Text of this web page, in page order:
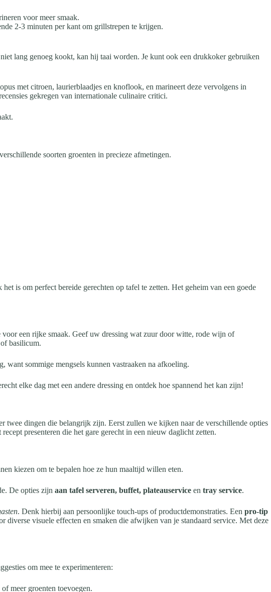
voor meer smaak.
2-3 minuten per kant om grillstrepen te krijgen.
lang genoeg kookt, kan hij taai worden. Je kunt ook een drukkoker gebruiken
met citroen, laurierblaadjes en knoflook, en marineert deze vervolgens in
gekregen van internationale culinaire critici.
soorten groenten in precieze afmetingen.
is om perfect bereide gerechten op tafel te zetten. Het geheim van een goede
een rijke smaak. Geef uw dressing wat zuur door witte, rode wijn of
basilicum.
want sommige mengsels kunnen vastraaken na afkoeling.
elke dag met een andere dressing en ontdek hoe spannend het kan zijn!
twee dingen die belangrijk zijn. Eerst zullen we kijken naar de verschillende opties
presenteren die het gare gerecht in een nieuw daglicht zetten.
kiezen om te bepalen hoe ze hun maaltijd willen eten.
De opties zijn aan tafel serveren, buffet, plateauservice en tray service.
. Denk hierbij aan persoonlijke touch-ups of productdemonstraties. Een pro-tip
visuele effecten en smaken die afwijken van je standaard service. Met deze
om mee te experimenteren:
of meer groenten toevoegen.